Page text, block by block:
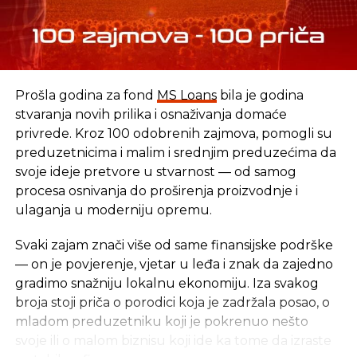
suficit od 0,4 posto BDP-a. Komisija za ovu godinu
predviđa deficit od 2,7 posto, a za sljedeću 2,3
posto, pod pretpostavkom nepromijenjenih
okolnosti. Međutim, postoje i znatni rizici za
odnose na pregovore o kolektivnim ugovorima s
javnim sektorom koji su u toku, konstantnom
nesigurnošću uticaja konverzije kredita u
švicarskim francima i moguće snažnije investicijske
aktivnosti javnog sektora.
Javni dug se prošle godine blago povećao na 86,7
financirati dio svojih zaduženja iz akumuliranih
depozita. Komisija procjenjuje da će javni dug
dostići 87,6 posto ove godine, a sljedeće godine se
blago smanjiti na 87,3 posto.
Grčka je jedina članica kojoj Komisija ove godine
Prošla godina za fond MS Loansbila je godina
stvaranja novih prilika i osnaživanja domaće
privrede. Kroz 100 odobrenih zajmova, pomogli su
preduzetnicima i malim i srednjim preduzećima da
svoje ideje pretvore u stvarnost — od samog
procesa osnivanja do proširenja proizvodnje i
ulaganja u moderniju opremu.
Svaki zajam znači više od same finansijske podrške
— on je povjerenje, vjetar u leđa i znak da zajedno
gradimo snažniju lokalnu ekonomiju. Iza svakog
broja stoji priča o porodici koja je zadržala posao, o
mladom preduzetniku koji je pokrenuo nešto
svoje ili o malom biznisu koji ide ka tome da izraste